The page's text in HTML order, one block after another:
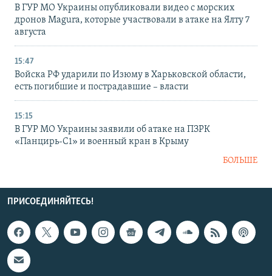
В ГУР МО Украины опубликовали видео с морских
дронов Magura, которые участвовали в атаке на Ялту 7
августа
15:47
Войска РФ ударили по Изюму в Харьковской области,
есть погибшие и пострадавшие – власти
15:15
В ГУР МО Украины заявили об атаке на ПЗРК
«Панцирь-С1» и военный кран в Крыму
БОЛЬШЕ
ПРИСОЕДИНЯЙТЕСЬ!